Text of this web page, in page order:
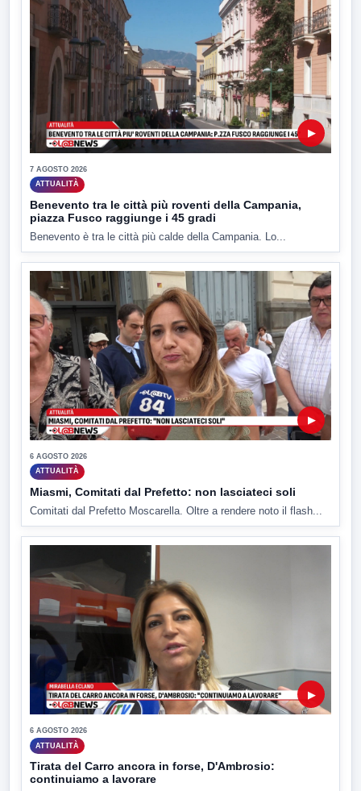
▶
7 AGOSTO 2026
ATTUALITÀ
Benevento tra le città più roventi della Campania,
piazza Fusco raggiunge i 45 gradi
Benevento è tra le città più calde della Campania. Lo...
▶
6 AGOSTO 2026
ATTUALITÀ
Miasmi, Comitati dal Prefetto: non lasciateci soli
Comitati dal Prefetto Moscarella. Oltre a rendere noto il flash...
▶
6 AGOSTO 2026
ATTUALITÀ
Tirata del Carro ancora in forse, D'Ambrosio:
continuiamo a lavorare